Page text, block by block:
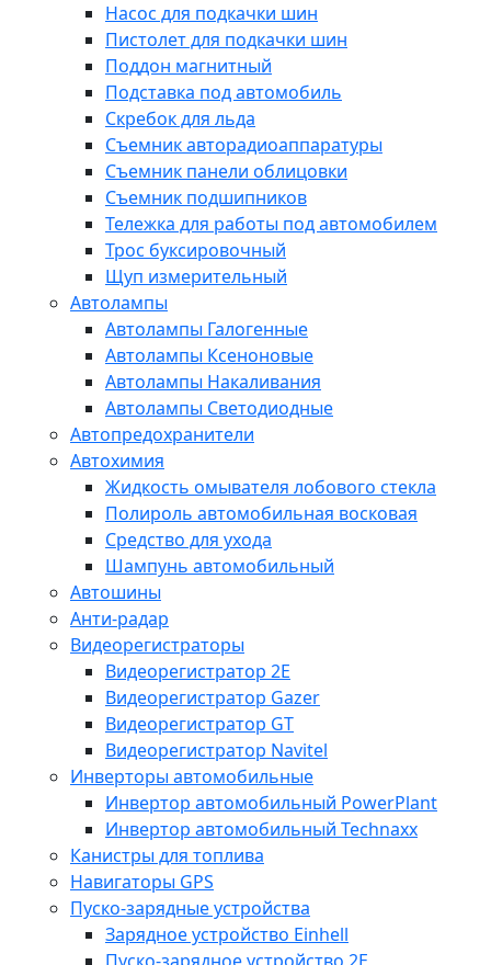
Насос для подкачки шин
Пистолет для подкачки шин
Поддон магнитный
Подставка под автомобиль
Скребок для льда
Съемник авторадиоаппаратуры
Съемник панели облицовки
Съемник подшипников
Тележка для работы под автомобилем
Трос буксировочный
Щуп измерительный
Автолампы
Автолампы Галогенные
Автолампы Ксеноновые
Автолампы Накаливания
Автолампы Светодиодные
Автопредохранители
Автохимия
Жидкость омывателя лобового стекла
Полироль автомобильная восковая
Средство для ухода
Шампунь автомобильный
Автошины
Анти-радар
Видеорегистраторы
Видеорегистратор 2E
Видеорегистратор Gazer
Видеорегистратор GT
Видеорегистратор Navitel
Инверторы автомобильные
Инвертор автомобильный PowerPlant
Инвертор автомобильный Technaxx
Канистры для топлива
Навигаторы GPS
Пуско-зарядные устройства
Зарядное устройство Einhell